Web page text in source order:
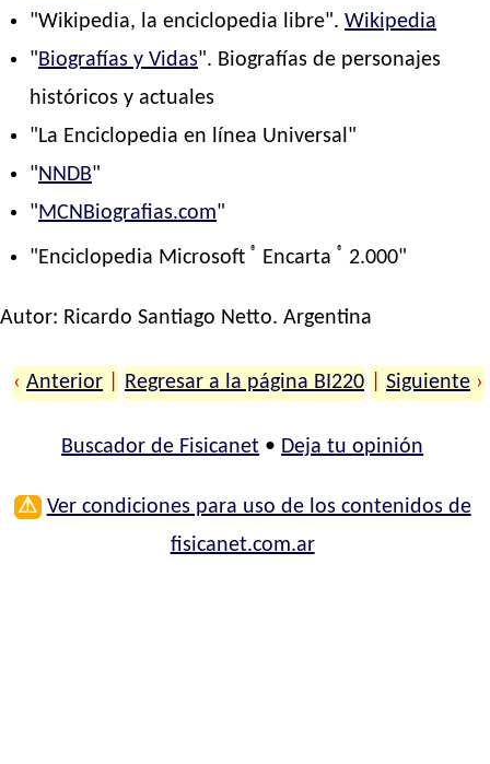
"Wikipedia, la enciclopedia libre".Wikipedia
" Biografías y Vidas". Biografías de personajes
históricos y actuales
"La Enciclopedia en línea Universal"
" NNDB"
" MCNBiografias.com"
"Enciclopedia Microsoft ® Encarta ® 2.000"
Autor: Ricardo Santiago Netto. Argentina
‹ Anterior Regresar a la página BI220 Siguiente ›
Buscador de Fisicanet • Deja tu opinión
⚠ Ver condiciones para uso de los contenidos de
fisicanet.com.ar